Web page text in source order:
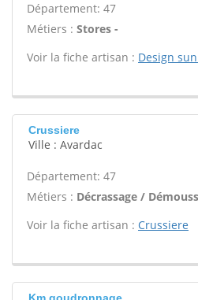
Département: 47
Métiers : Stores -
Voir la fiche artisan : Design
Crussiere
Ville : Avardac
Département: 47
Métiers : Décrassage /
Voir la fiche artisan : Crussiere